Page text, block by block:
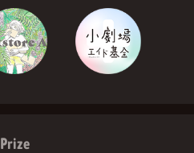
Prize